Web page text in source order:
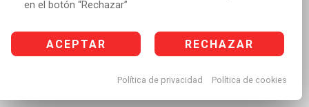
en el botón “Rechazar”
ACEPTAR RECHAZAR
Política de privacidad Política de cookies